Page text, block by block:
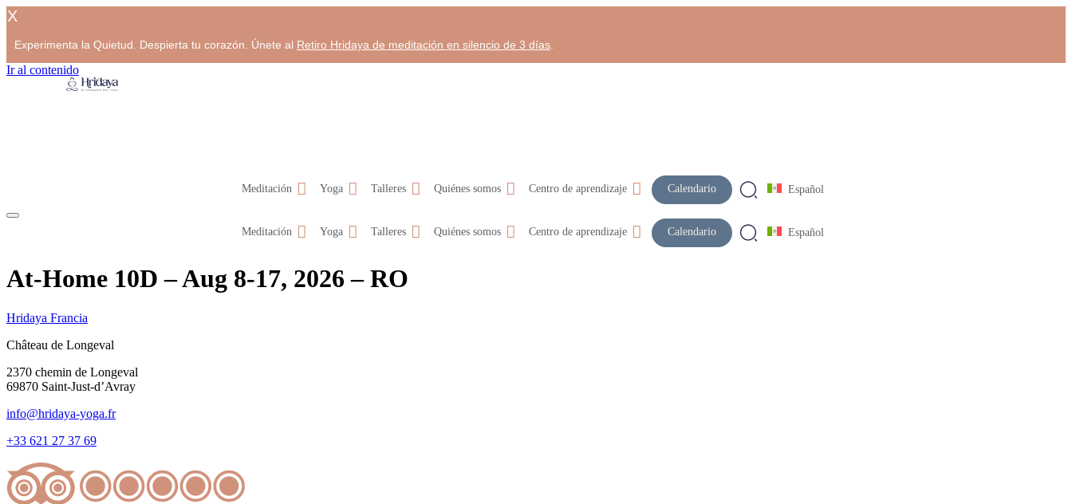
X
Experimenta la Quietud. Despierta tu corazón. Únete al Retiro Hridaya de meditación en silencio de 3 días
Ir al contenido
Meditación Yoga Talleres Quiénes somos Centro de aprendizaje Calendario Español
Meditación Yoga Talleres Quiénes somos Centro de aprendizaje Calendario Español
At-Home 10D – Aug 8-17, 2026 – RO
Hridaya Francia
Château de Longeval
2370 chemin de Longeval
69870 Saint-Just-d’Avray
info@hridaya-yoga.fr
+33 621 27 37 69